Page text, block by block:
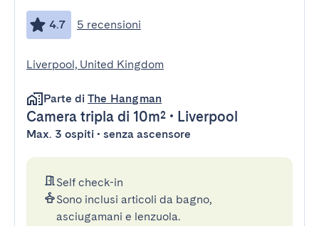
4.7 5 recensioni
Liverpool, United Kingdom
Parte di The Hangman
Camera tripla di 10m² • Liverpool
Max. 3 ospiti • senza ascensore
Self check-in
Sono inclusi articoli da bagno,
asciugamani e lenzuola.